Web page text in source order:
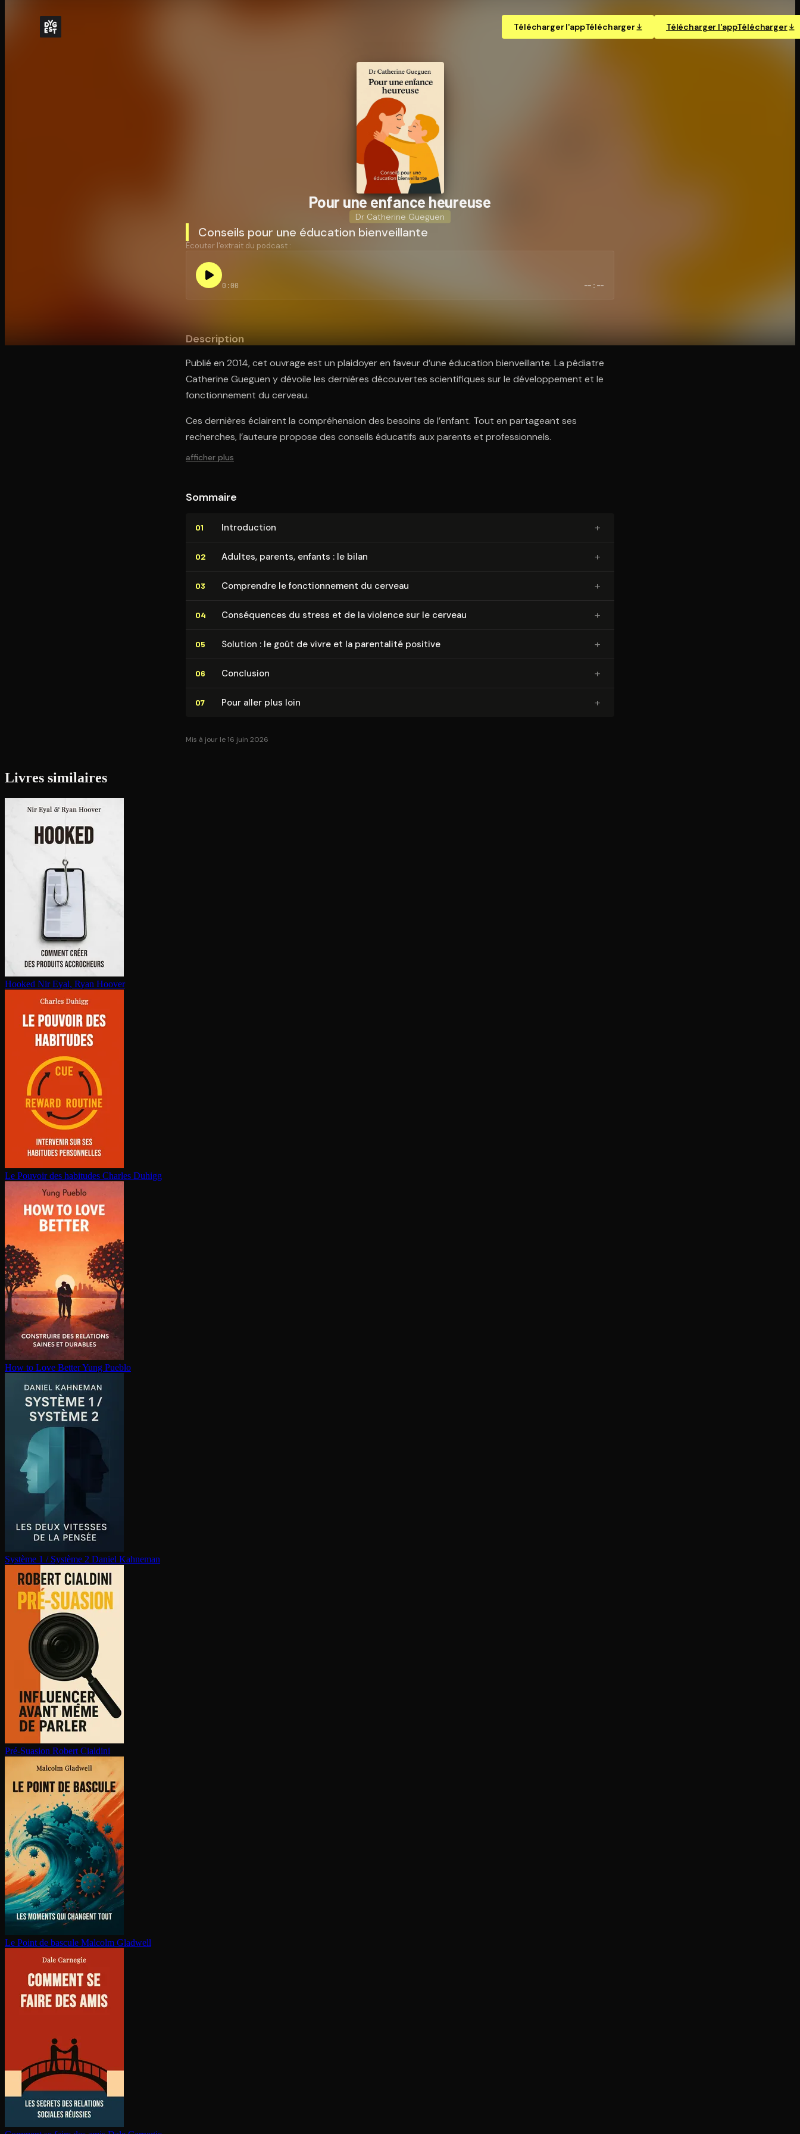
Télécharger l'appTélécharger Télécharger l'appTélécharger
Pour une enfance heureuse
Dr Catherine Gueguen
Conseils pour une éducation bienveillante
Écouter l'extrait du podcast :
0:00 --:--
Description
Publié en 2014, cet ouvrage est un plaidoyer en faveur d’une éducation bienveillante. La pédiatre
Catherine Gueguen y dévoile les dernières découvertes scientifiques sur le développement et le
fonctionnement du cerveau.
Ces dernières éclairent la compréhension des besoins de l’enfant. Tout en partageant ses
recherches, l’auteure propose des conseils éducatifs aux parents et professionnels.
afficher plus
Sommaire
01 In­tro­duc­tion +
02 Adultes, parents, enfants : le bilan +
03 Comprendre le fonc­tion­ne­ment du cerveau +
04 Consé­quences du stress et de la violence sur le cerveau +
05 Solution : le goût de vivre et la parentalité positive +
06 Conclusion +
07 Pour aller plus loin +
Mis à jour le 16 juin 2026
Livres similaires
Hooked Nir Eyal, Ryan Hoover
Le Pouvoir des habitudes Charles Duhigg
How to Love BetterYung Pueblo
Système 1 / Système 2 Daniel Kahneman
Pré-Suasion Robert Cialdini
Le Point de bascule Malcolm Gladwell